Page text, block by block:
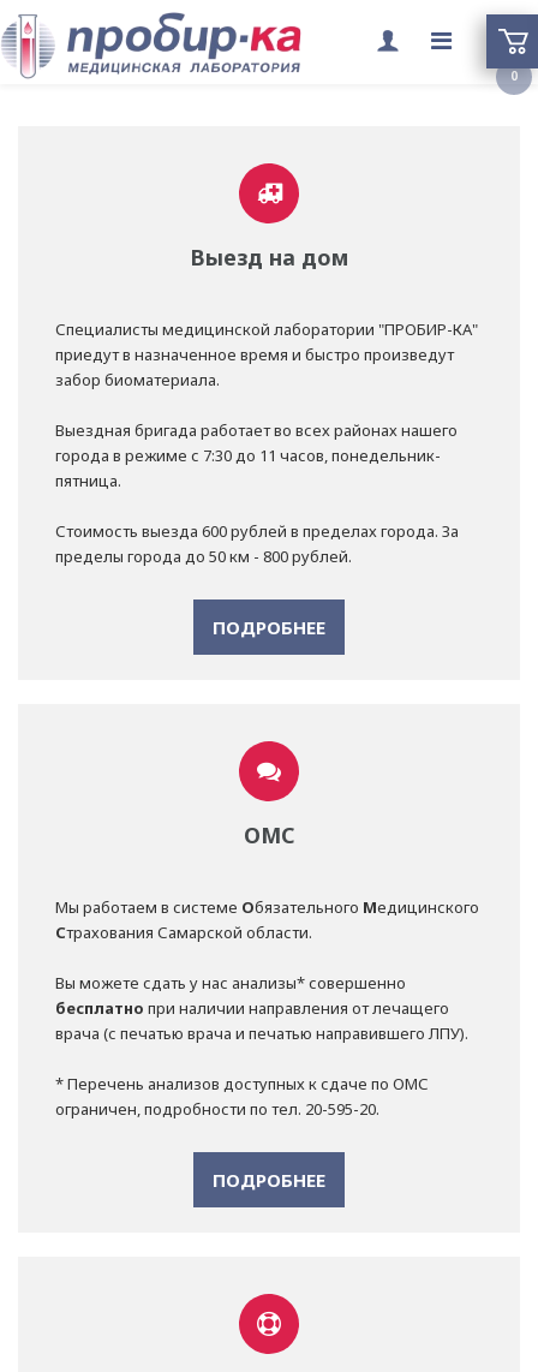
меню
Выезд на дом
Специалисты медицинской лаборатории "ПРОБИР-КА"
приедут в назначенное время и быстро произведут
забор биоматериала.
Выездная бригада работает во всех районах нашего
города в режиме с 7:30 до 11 часов, понедельник-
пятница.
Стоимость выезда 600 рублей в пределах города. За
пределы города до 50 км - 800 рублей.
ПОДРОБНЕЕ
ОМС
Мы работаем в системе Обязательного Медицинского
Страхования Самарской области.
Вы можете сдать у нас анализы* совершенно
бесплатно при наличии направления от лечащего
врача (с печатью врача и печатью направившего ЛПУ).
* Перечень анализов доступных к сдаче по ОМС
ограничен, подробности по тел. 20-595-20.
ПОДРОБНЕЕ
0